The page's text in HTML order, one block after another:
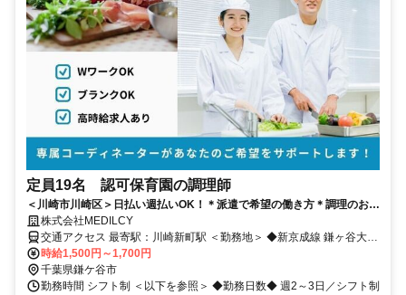
定員19名 認可保育園の調理師
＜川崎市川崎区＞日払い週払いOK！＊派遣で希望の働き方＊調理のお仕
事【認可保育園】
株式会社MEDILCY
交通アクセス 最寄駅：川崎新町駅 ＜勤務地＞ ◆新京成線 鎌ヶ谷大仏
駅から徒歩で5分 【バイク通勤：△】【自転車通勤：〇】 1都3県
（東京・神奈川・千葉・埼玉）でのお仕事探しは、当社にお任せくだ
さい！ ご自宅付近でのご提案も可能です！ まずはお気軽にお問い合
時給1,500円～1,700円
千葉県鎌ケ谷市
勤務時間 シフト制 ＜以下を参照＞ ◆勤務日数◆ 週2～3日／シフト制